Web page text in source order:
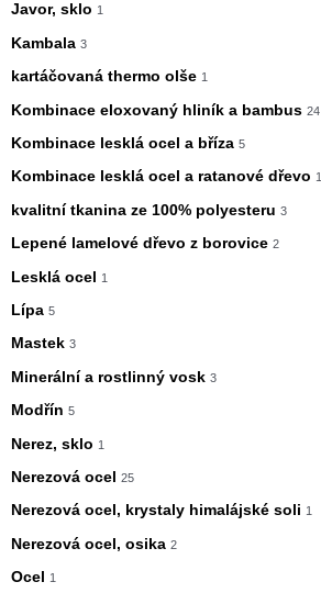
Javor, sklo 1
Kambala 3
kartáčovaná thermo olše 1
Kombinace eloxovaný hliník a bambus 24
Kombinace lesklá ocel a bříza 5
Kombinace lesklá ocel a ratanové dřevo 1
kvalitní tkanina ze 100% polyesteru 3
Lepené lamelové dřevo z borovice 2
Lesklá ocel 1
Lípa 5
Mastek 3
Minerální a rostlinný vosk 3
Modřín 5
Nerez, sklo 1
Nerezová ocel 25
Nerezová ocel, krystaly himalájské soli 1
Nerezová ocel, osika 2
Ocel 1